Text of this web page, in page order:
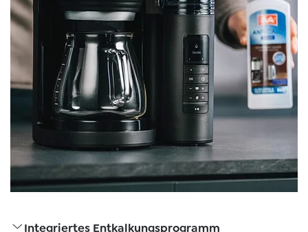
Integriertes Entkalkungsprogramm